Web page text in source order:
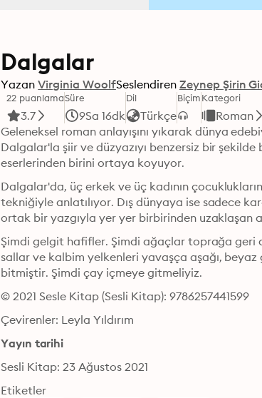
Dalgalar
Yazan Virginia WoolfSeslendiren Zeynep Şirin
22 puanlama
3.7
Süre
9Sa 16dk
Dil
Türkçe
BiçimKategori
Roman
Geleneksel roman anlayışını yıkarak dünya
Dalgalar'la şiir ve düzyazıyı benzersiz bir
eserlerinden birini ortaya koyuyor.
Dalgalar'da, üç erkek ve üç kadının
tekniğiyle anlatılıyor. Dış dünyaya ise sadece
ortak bir yazgıyla yer yer birbirinden uzaklaşan
Şimdi gelgit hafifler. Şimdi ağaçlar toprağa geri
sallar ve kalbim yelkenleri yavaşça aşağı,
bitmiştir. Şimdi çay içmeye gitmeliyiz.
© 2021 Sesle Kitap (Sesli Kitap): 9786257441599
Çevirenler: Leyla Yıldırım
Yayın tarihi
Sesli Kitap: 23 Ağustos 2021
Etiketler